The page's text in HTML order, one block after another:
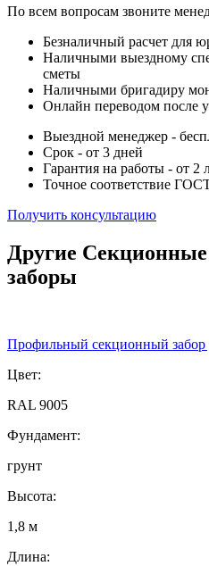
По всем вопросам звоните
Безналичный расчет для
Наличными выездному
сметы
Наличными бригадиру
Онлайн переводом после
Выездной менеджер -
Срок - от 3 дней
Гарантия на работы - от 2
Точное соответствие
Получить консультацию
Другие
заборы
Профильный секционный забор
Цвет:
RAL 9005
Фундамент:
грунт
Высота:
1,8 м
Длина: